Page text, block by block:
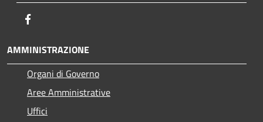
AMMINISTRAZIONE
Organi di Governo
Aree Amministrative
Uffici